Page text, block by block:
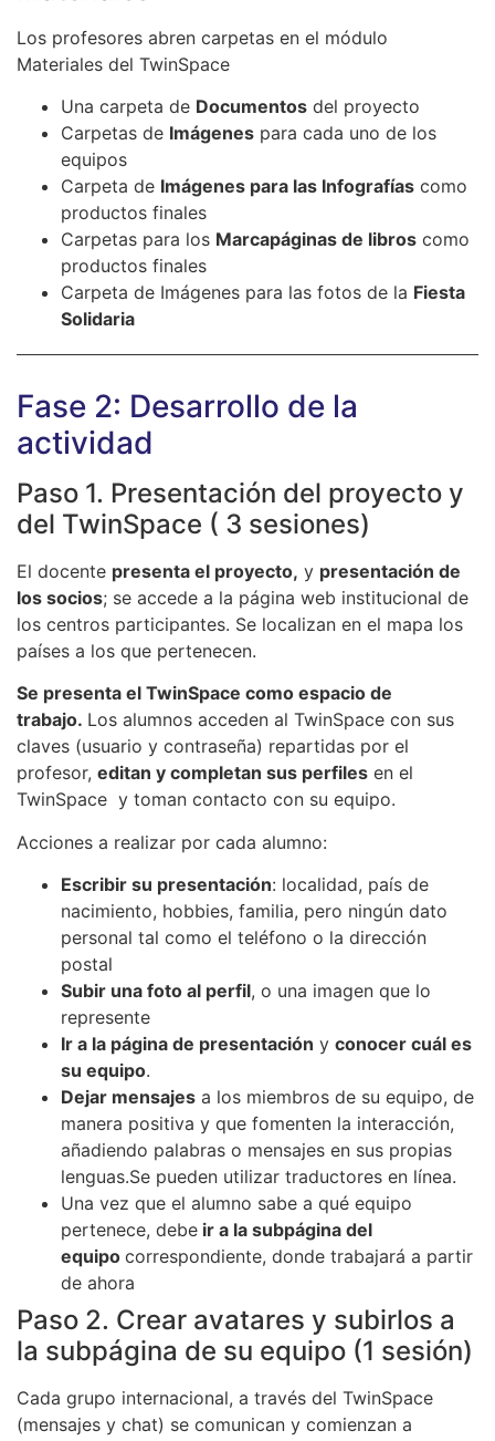
Los profesores abren carpetas en el módulo
Materiales del TwinSpace
Una carpeta de Documentos del proyecto
Carpetas de Imágenes para cada uno de los
equipos
Carpeta de Imágenes para las Infografías como
productos finales
Carpetas para los Marcapáginas de libros como
productos finales
Carpeta de Imágenes para las fotos de la Fiesta
Solidaria
Fase 2: Desarrollo de la
actividad
Paso 1. Presentación del proyecto y
del TwinSpace ( 3 sesiones)
El docente presenta el proyecto, y presentación de
los socios; se accede a la página web institucional de
los centros participantes. Se localizan en el mapa los
países a los que pertenecen.
Se presenta el TwinSpace como espacio de
trabajo. Los alumnos acceden al TwinSpace con sus
claves (usuario y contraseña) repartidas por el
profesor, editan y completan sus perfiles en el
TwinSpace y toman contacto con su equipo.
Acciones a realizar por cada alumno:
Escribir su presentación: localidad, país de
nacimiento, hobbies, familia, pero ningún dato
personal tal como el teléfono o la dirección
postal
Subir una foto al perfil, o una imagen que lo
represente
Ir a la página de presentación y conocer cuál es
su equipo.
Dejar mensajes a los miembros de su equipo, de
manera positiva y que fomenten la interacción,
añadiendo palabras o mensajes en sus propias
lenguas.Se pueden utilizar traductores en línea.
Una vez que el alumno sabe a qué equipo
pertenece, debe ir a la subpágina del
equipo correspondiente, donde trabajará a partir
de ahora
Paso 2. Crear avatares y subirlos a
la subpágina de su equipo (1 sesión)
Cada grupo internacional, a través del TwinSpace
(mensajes y chat) se comunican y comienzan a